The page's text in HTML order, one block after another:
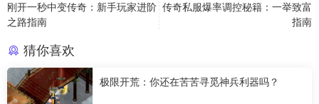
刚开一秒中变传奇：新手玩家进阶
之路指南
传奇私服爆率调控秘籍：一举致富
指南
猜你喜欢
极限开荒：你还在苦苦寻觅神兵利器吗？